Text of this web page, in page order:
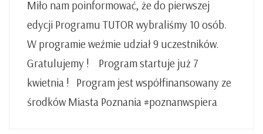
Miło nam poinformować, że do pierwszej
edycji Programu TUTOR wybraliśmy 10 osób.
W programie weźmie udział 9 uczestników.
Gratulujemy ! Program startuje już 7
kwietnia ! Program jest współfinansowany ze
środków Miasta Poznania #poznanwspiera